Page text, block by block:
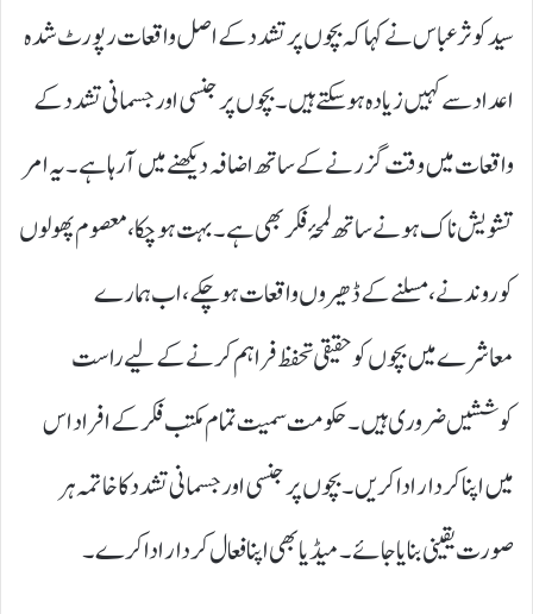
سید کوثر عباس نے کہا کہ بچوں پر تشدد کے اصل واقعات رپورٹ شدہ
اعداد سے کہیں زیادہ ہوسکتے ہیں۔ بچوں پر جنسی اور جسمانی تشدد کے
واقعات میں وقت گزرنے کے ساتھ اضافہ دیکھنے میں آرہا ہے۔ یہ امر
تشویش ناک ہونے ساتھ لمحۂ فکر بھی ہے۔ بہت ہوچکا، معصوم پھولوں
کو روندنے، مسلنے کے ڈھیروں واقعات ہوچکے، اب ہمارے
معاشرے میں بچوں کو حقیقی تحفظ فراہم کرنے کے لیے راست
کوششیں ضروری ہیں۔ حکومت سمیت تمام مکتب فکر کے افراد اس
میں اپنا کردار ادا کریں۔ بچوں پر جنسی اور جسمانی تشدد کا خاتمہ ہر
صورت یقینی بنایا جائے۔میڈیا بھی اپنا فعال کردار ادا کرے۔